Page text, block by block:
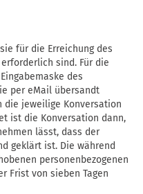
für die Erreichung des
sind. Für die
des
per eMail übersandt
die jeweilige Konversation
ist die Konversation dann,
lässt, dass der
geklärt ist. Die während
personenbezogenen
Frist von sieben Tagen